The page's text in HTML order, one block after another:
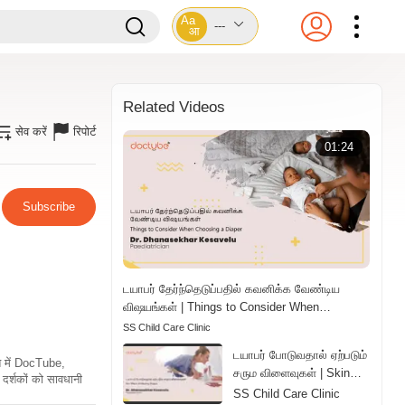
Aa
आ
---
सेव करें रिपोर्ट
Subscribe
में DocTube,
को सावधानी
Related Videos
01:24
டயாபர் தேர்ந்தெடுப்பதில் கவனிக்க வேண்டிய
விஷயங்கள் | Things to Consider When
Choosing a Diaper | Tamil
SS Child Care Clinic
டயாபர் போடுவதால் ஏற்படும்
சரும விளைவுகள் | Skin
Effects of Wearing
SS Child Care Clinic